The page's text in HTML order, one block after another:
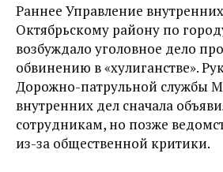
Раннее Управление
Октябрьскому району по
возбуждало уголовное дело
обвинению в «хулиганстве».
Дорожно-патрульной службы
внутренних дел сначала
сотрудникам, но позже
из-за общественной критики.